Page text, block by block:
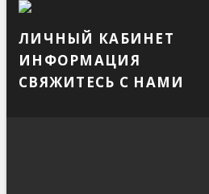
ЛИЧНЫЙ КАБИНЕТ
ИНФОРМАЦИЯ
СВЯЖИТЕСЬ С НАМИ